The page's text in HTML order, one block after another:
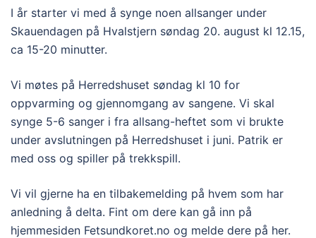
I år starter vi med å synge noen allsanger under
Skauendagen på Hvalstjern søndag 20. august kl 12.15,
ca 15-20 minutter.
Vi møtes på Herredshuset søndag kl 10 for
oppvarming og gjennomgang av sangene. Vi skal
synge 5-6 sanger i fra allsang-heftet som vi brukte
under avslutningen på Herredshuset i juni. Patrik er
med oss og spiller på trekkspill.
Vi vil gjerne ha en tilbakemelding på hvem som har
anledning å delta. Fint om dere kan gå inn på
hjemmesiden Fetsundkoret.no og melde dere på her.